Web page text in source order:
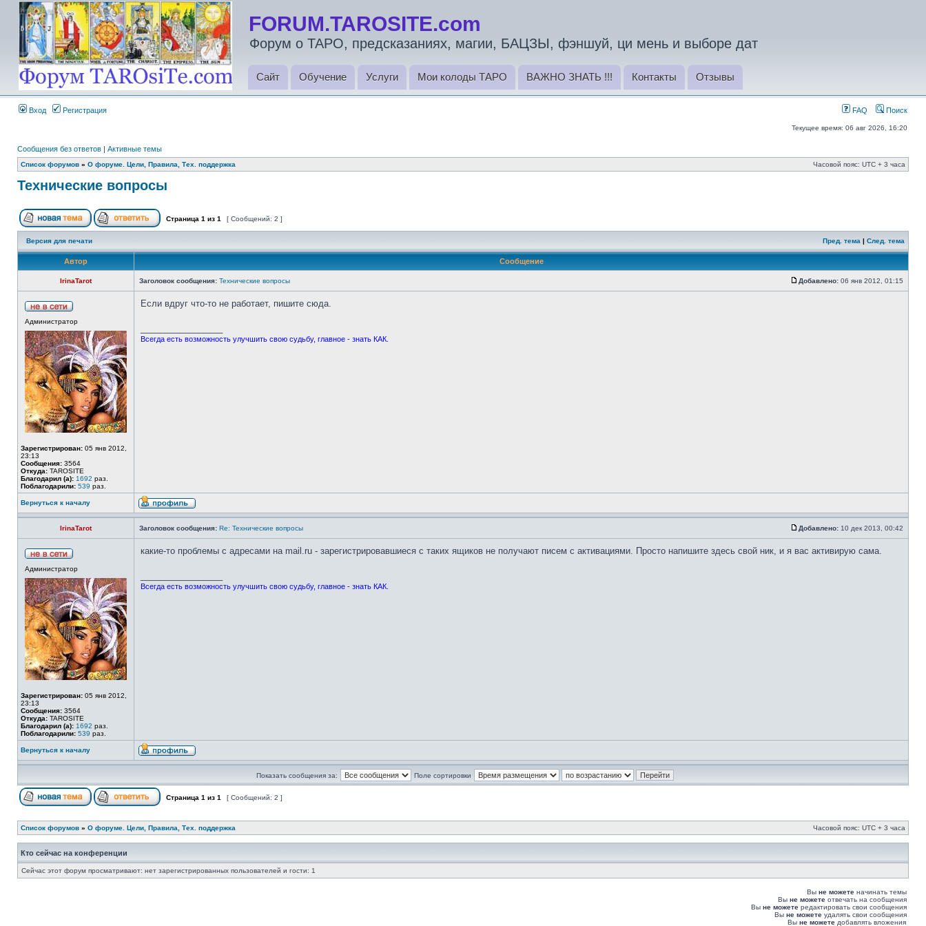
FORUM.TAROSITE.com
Форум о ТАРО, предсказаниях, магии, БАЦЗЫ, фэншуй, ци мень и выборе дат
Сайт Обучение Услуги Мои колоды ТАРО ВАЖНО ЗНАТЬ !!! Контакты Отзывы
Вход Регистрация FAQ Поиск
Текущее время: 06 авг 2026, 16:20
Сообщения без ответов | Активные темы
Список форумов » О форуме. Цели, Правила, Тех. поддержка Часовой пояс: UTC + 3 часа
Технические вопросы
Страница 1 из 1 [ Сообщений: 2 ]
Версия для печати Пред. тема | След. тема
Автор Сообщение
IrinaTarot Заголовок сообщения: Технические вопросы Добавлено: 06 янв 2012, 01:15
Администратор
Зарегистрирован: 05 янв 2012,
23:13
Сообщения: 3564
Откуда: TAROSITE
Благодарил (а): 1692 раз.
Поблагодарили: 539 раз.
Если вдруг что-то не работает, пишите сюда.
Всегда есть возможность улучшить свою судьбу, главное - знать КАК.
Вернуться к началу
IrinaTarot Заголовок сообщения: Re: Технические вопросы Добавлено: 10 дек 2013, 00:42
Администратор
Зарегистрирован: 05 янв 2012,
23:13
Сообщения: 3564
Откуда: TAROSITE
Благодарил (а): 1692 раз.
Поблагодарили: 539 раз.
какие-то проблемы с адресами на mail.ru - зарегистрировавшиеся с таких ящиков не получают писем с активациями. Просто напишите здесь свой ник, и я вас активирую сама.
Всегда есть возможность улучшить свою судьбу, главное - знать КАК.
Вернуться к началу
Показать сообщения за: Поле сортировки
Страница 1 из 1 [ Сообщений: 2 ]
Список форумов » О форуме. Цели, Правила, Тех. поддержка Часовой пояс: UTC + 3 часа
Кто сейчас на конференции
Сейчас этот форум просматривают: нет зарегистрированных пользователей и гости: 1
Вы не можете начинать темы
Вы не можете отвечать на сообщения
Вы не можете редактировать свои сообщения
Вы не можете удалять свои сообщения
Вы не можете добавлять вложения